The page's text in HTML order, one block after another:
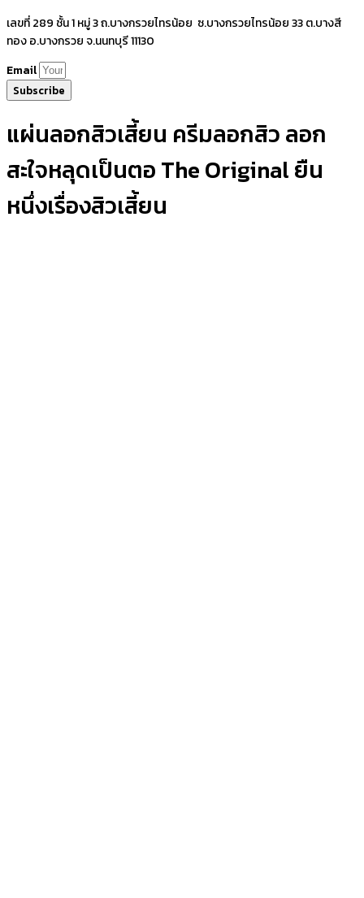
เลขที่ 289 ชั้น 1 หมู่ 3 ถ.บางกรวยไทรน้อย ซ.บางกรวยไทรน้อย 33 ต.บางสี
ทอง อ.บางกรวย จ.นนทบุรี 11130
Email
Subscribe
แผ่นลอกสิวเสี้ยน ครีมลอกสิว ลอก
สะใจหลุดเป็นตอ The Original ยืน
หนึ่งเรื่องสิวเสี้ยน